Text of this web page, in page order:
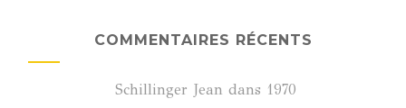
COMMENTAIRES RÉCENTS
Schillinger Jean dans 1970